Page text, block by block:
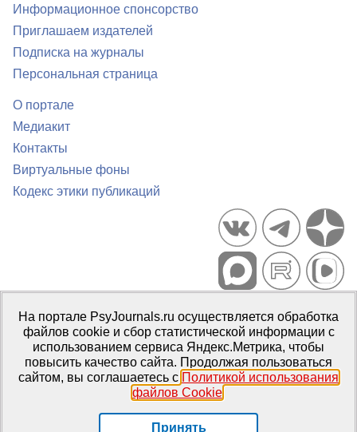
Информационное спонсорство
Приглашаем издателей
Подписка на журналы
Персональная страница
О портале
Медиакит
Контакты
Виртуальные фоны
Кодекс этики публикаций
Портал психологических изданий PsyJournals.ru, 2007–2026
Правила использования материалов
Свидетельство регистрации СМИЭл № ФС77-66447 от 14 июля
2016 г.
Издатель: ФГБОУ ВО МГППУ
На портале PsyJournals.ru осуществляется обработка
файлов cookie и сбор статистической информации с
использованием сервиса Яндекс.Метрика, чтобы
повысить качество сайта. Продолжая пользоваться
сайтом, вы соглашаетесь с Политикой использования
файлов Cookie.
Принять